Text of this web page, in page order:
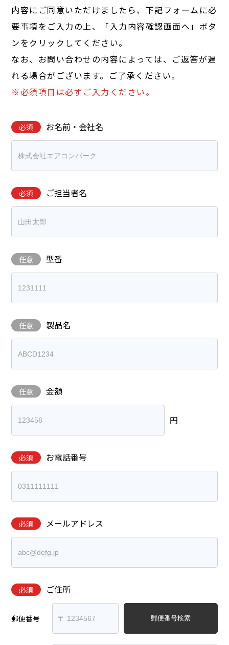
内容にご同意いただけましたら、下記フォームに必
要事項をご入力の上、「入力内容確認画面へ」ボタ
ンをクリックしてください。
なお、お問い合わせの内容によっては、ご返答が遅
れる場合がございます。ご了承ください。
※必須項目は必ずご入力ください。
必須 お名前・会社名
必須 ご担当者名
任意 型番
任意 製品名
任意 金額
円
必須 お電話番号
必須 メールアドレス
必須 ご住所
郵便番号 郵便番号検索